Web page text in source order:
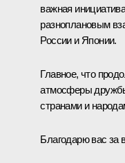
важная
разноплановым
России и Японии.
Главное, что
атмосферы
странами и
Благодарю вас за